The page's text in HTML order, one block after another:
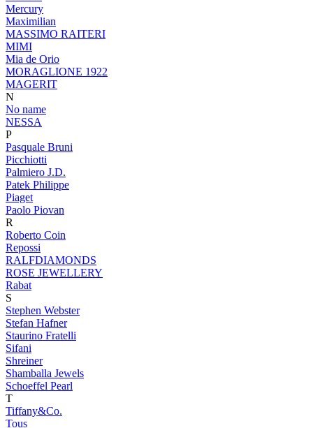
Mercury
Maximilian
MASSIMO RAITERI
MIMI
Mia de Orio
MORAGLIONE 1922
MAGERIT
N
No name
NESSA
P
Pasquale Bruni
Picchiotti
Palmiero J.D.
Patek Philippe
Piaget
Paolo Piovan
R
Roberto Coin
Repossi
RALFDIAMONDS
ROSE JEWELLERY
Rabat
S
Stephen Webster
Stefan Hafner
Staurino Fratelli
Sifani
Shreiner
Shamballa Jewels
Schoeffel Pearl
T
Tiffany&Co.
Tous